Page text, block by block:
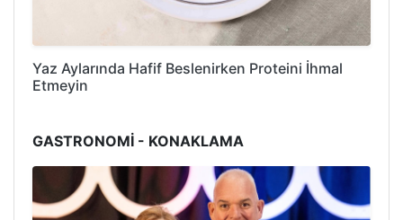
Yaz Aylarında Hafif Beslenirken Proteini İhmal
Etmeyin
GASTRONOMİ - KONAKLAMA